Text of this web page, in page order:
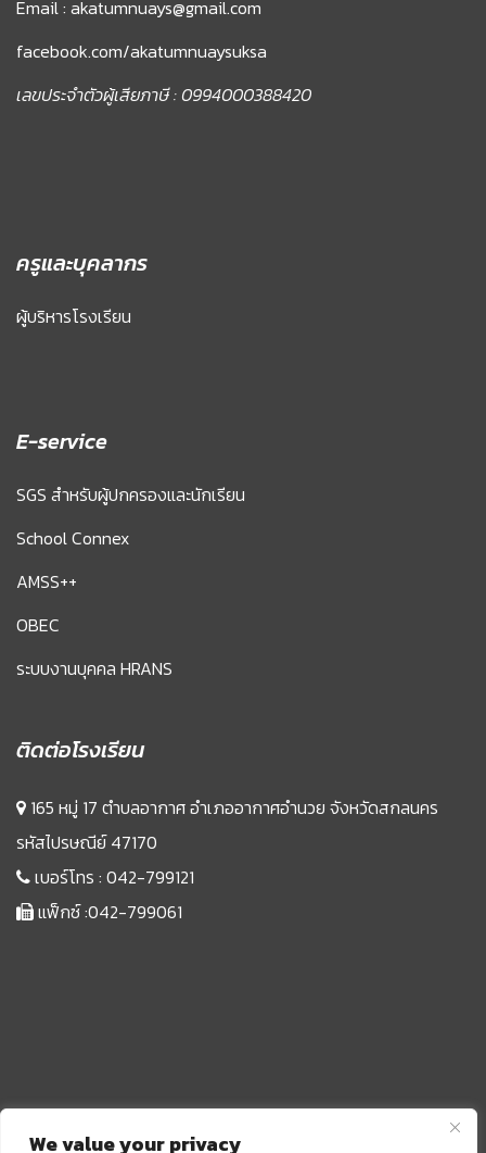
We value your privacy
Email : akatumnuays@gmail.com
facebook.com/akatumnuaysuksa
เลขประจำตัวผู้เสียภาษี : 0994000388420
ครูและบุคลากร
ผู้บริหารโรงเรียน
E-service
SGS สำหรับผู้ปกครองและนักเรียน
School Connex
AMSS++
OBEC
ระบบงานบุคคล HRANS
ติดต่อโรงเรียน
165 หมู่ 17 ตำบลอากาศ อำเภออากาศอำนวย จังหวัดสกลนคร
รหัสไปรษณีย์ 47170
เบอร์โทร : 042-799121
แฟ็กซ์ :042-799061